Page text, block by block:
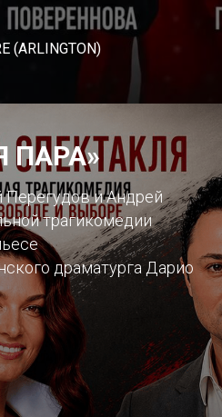
(ARLINGTON)
ПАРА»
Перегудов и Андрей
трагикомедии
драматурга Дарио